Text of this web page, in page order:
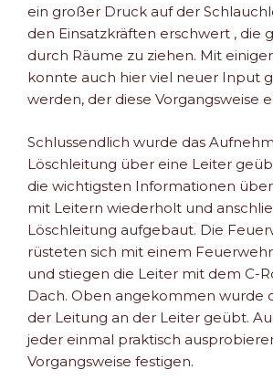
ein großer Druck auf der
den Einsatzkräften erschwert , die
durch Räume zu ziehen. Mit
konnte auch hier viel neuer Input
werden, der diese Vorgangsweise
Schlussendlich wurde das
Löschleitung über eine Leiter
die wichtigsten Informationen
mit Leitern wiederholt und
Löschleitung aufgebaut. Die
rüsteten sich mit einem
und stiegen die Leiter mit dem C-
Dach. Oben angekommen wurde
der Leitung an der Leiter geübt.
jeder einmal praktisch
Vorgangsweise festigen.